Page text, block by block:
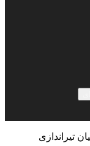
تیراندازی